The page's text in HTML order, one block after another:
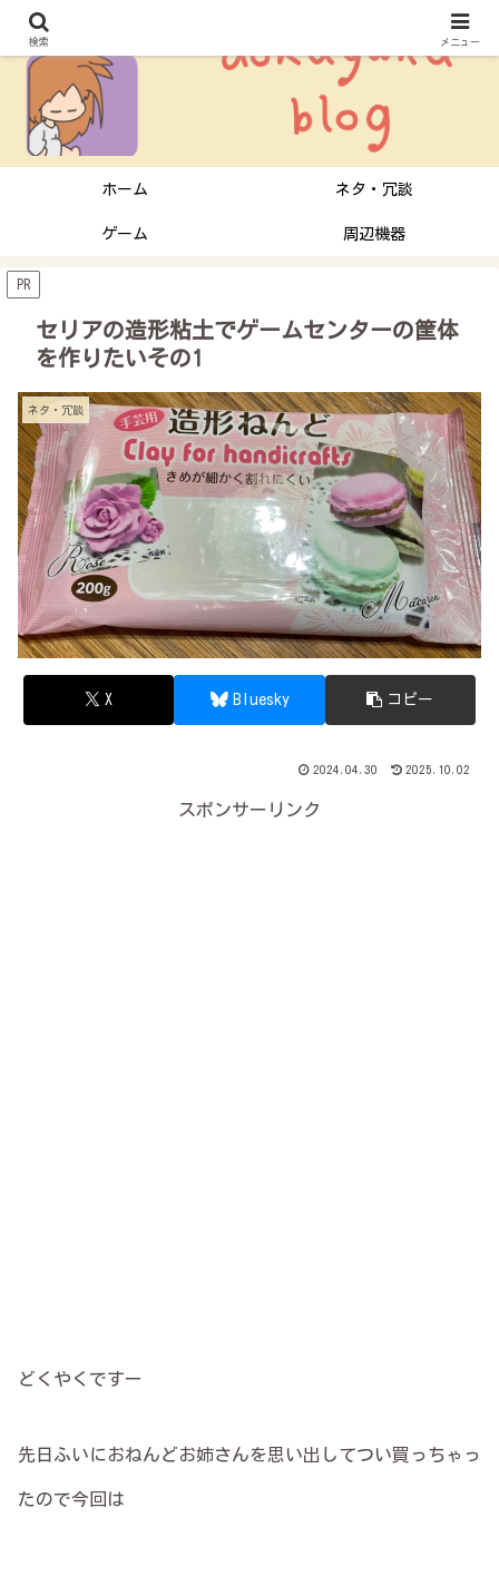
ホーム ネタ・冗談
ゲーム 周辺機器
PR
セリアの造形粘土でゲームセンターの筐体
を作りたいその1
ネタ・冗談
X Bluesky コピー
2024.04.30 2025.10.02
スポンサーリンク
どくやくですー
先日ふいにおねんどお姉さんを思い出してつい買っちゃっ
たので今回は
検索 メニュー